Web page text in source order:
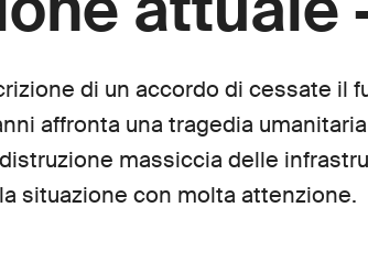
di un accordo di cessate il
affronta una tragedia
massiccia delle
situazione con molta attenzione.